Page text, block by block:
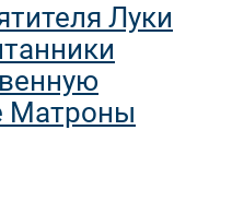
Луки
Матроны